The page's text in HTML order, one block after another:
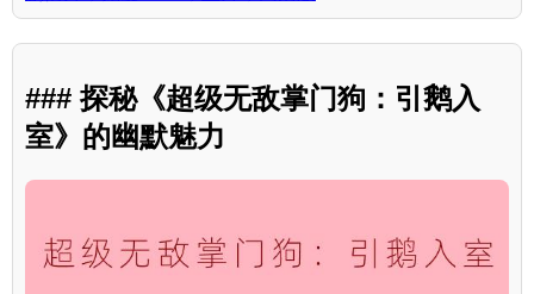
### 探秘《超级无敌掌门狗：引鹅入
室》的幽默魅力